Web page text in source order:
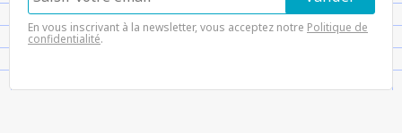
En vous inscrivant à la newsletter, vous acceptez notre Politique de
confidentialité.